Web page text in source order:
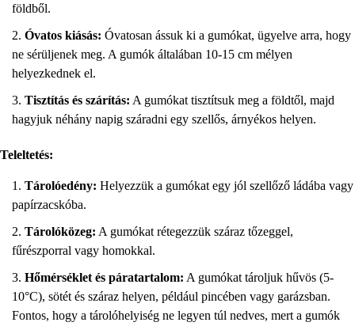
földből.
Óvatos kiásás: Óvatosan ássuk ki a gumókat, ügyelve arra, hogy
ne sérüljenek meg. A gumók általában 10-15 cm mélyen
helyezkednek el.
Tisztítás és szárítás: A gumókat tisztítsuk meg a földtől, majd
hagyjuk néhány napig száradni egy szellős, árnyékos helyen.
Teleltetés:
Tárolóedény: Helyezzük a gumókat egy jól szellőző ládába vagy
papírzacskóba.
Tárolóközeg: A gumókat rétegezzük száraz tőzeggel,
fűrészporral vagy homokkal.
Hőmérséklet és páratartalom: A gumókat tároljuk hűvös (5-
10°C), sötét és száraz helyen, például pincében vagy garázsban.
Fontos, hogy a tárolóhelyiség ne legyen túl nedves, mert a gumók